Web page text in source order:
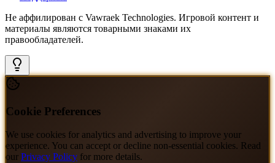
Не аффилирован с Vawraek Technologies. Игровой контент и
материалы являются товарными знаками их
правообладателей.
Cookie Preferences
We use cookies for analytics and advertising to improve your
experience. You can accept or decline non-essential cookies. Read
our Privacy Policy for more details.